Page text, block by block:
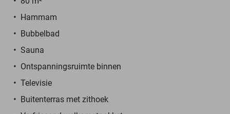
Hammam
Bubbelbad
Sauna
Ontspanningsruimte binnen
Televisie
Buitenterras met zithoek